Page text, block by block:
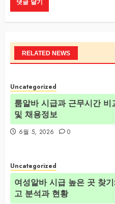
RELATED NEWS
Uncategorized
룸알바 시급과 근무시간
및 채용정보
6월 5, 2026 0
Uncategorized
여성알바 시급 높은 곳 찾
고 분석과 현황